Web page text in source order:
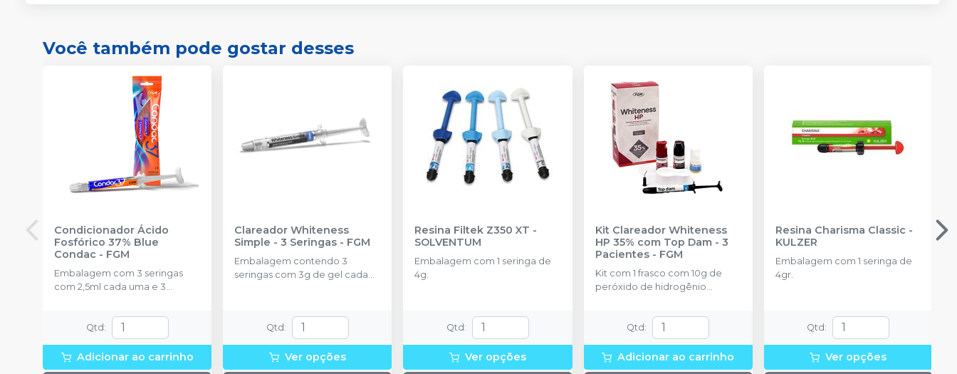
Você também pode gostar desses
Condicionador Ácido
Fosfórico 37% Blue
Condac - FGM
Embalagem com 3 seringas
com 2,5ml cada uma e 3
Qtd :
Adicionar ao carrinho
Clareador Whiteness
Simple - 3 Seringas - FGM
Embalagem contendo 3
seringas com 3g de gel cada
Qtd :
Ver opções
Resina Filtek Z350 XT -
SOLVENTUM
Embalagem com 1 seringa de
4g.
Qtd :
Ver opções
Kit Clareador Whiteness
HP 35% com Top Dam - 3
Pacientes- FGM
Kit com 1 frasco com 10g de
peróxido de hidrogênio
2g de solução Neutralize
(neutralizante de peróxidos) + 1
espátula e uma placa para
preparo do gel e 1 Top Dam
Qtd :
Adicionar ao carrinho
Resina Charisma Classic-
KULZER
Embalagem com 1 seringa de
4gr.
Qtd :
Ver opções